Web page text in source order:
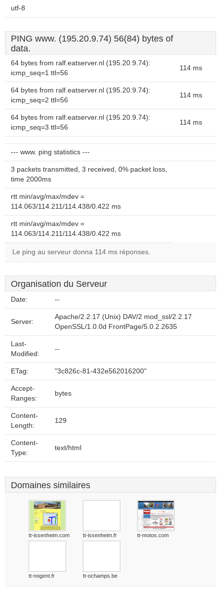
utf-8
PING www. (195.20.9.74) 56(84) bytes of
data.
64 bytes from ralf.eatserver.nl (195.20.9.74):
icmp_seq=1 ttl=56
114 ms
64 bytes from ralf.eatserver.nl (195.20.9.74):
icmp_seq=2 ttl=56
114 ms
64 bytes from ralf.eatserver.nl (195.20.9.74):
icmp_seq=3 ttl=56
114 ms
--- www. ping statistics ---
3 packets transmitted, 3 received, 0% packet loss,
time 2000ms
rtt min/avg/max/mdev =
114.063/114.211/114.438/0.422 ms
rtt min/avg/max/mdev =
114.063/114.211/114.438/0.422 ms
Le ping au serveur donna 114 ms réponses.
Organisation du Serveur
Date: --
Server:
Apache/2.2.17 (Unix) DAV/2 mod_ssl/2.2.17
OpenSSL/1.0.0d FrontPage/5.0.2.2635
Last-
Modified:
--
ETag: "3c826c-81-432e562016200"
Accept-
Ranges:
bytes
Content-
Length:
129
Content-
Type:
text/html
Domaines similaires
tt-issenheim.com tt-issenheim.fr tt-motos.com
tt-nogent.fr tt-ochamps.be